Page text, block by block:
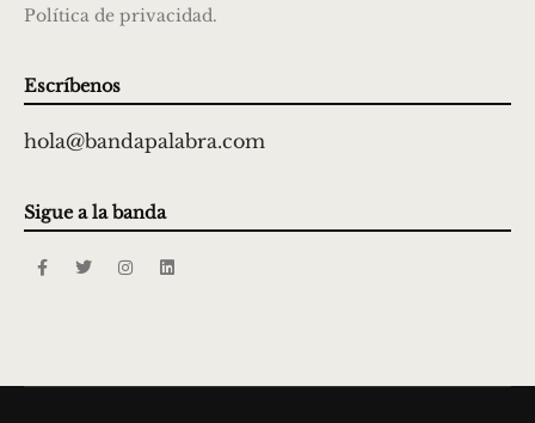
Política de privacidad.
Escríbenos
hola@bandapalabra.com
Sigue a la banda